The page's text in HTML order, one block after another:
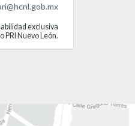
exclusiva
PRI Nuevo León.